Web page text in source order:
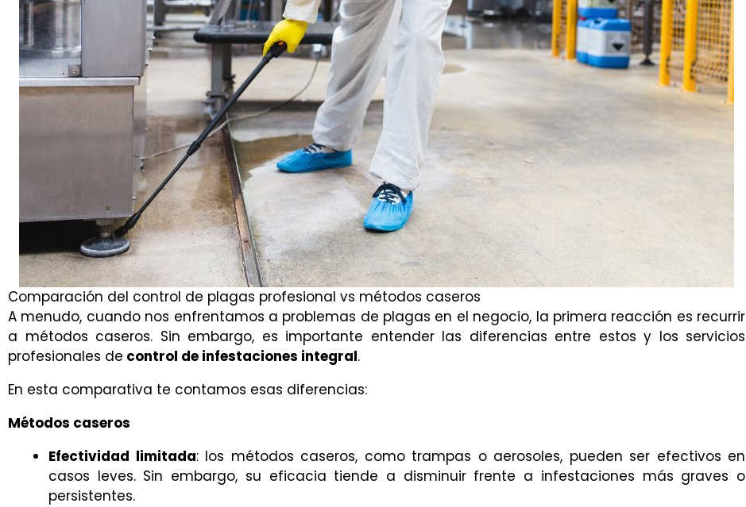
Comparación del control de plagas profesional vs métodos caseros
A menudo, cuando nos enfrentamos a problemas de plagas en el negocio, la primera reacción es recurrir
a métodos caseros. Sin embargo, es importante entender las diferencias entre estos y los servicios
profesionales de control de infestaciones integral.
En esta comparativa te contamos esas diferencias:
Métodos caseros
Efectividad limitada: los métodos caseros, como trampas o aerosoles, pueden ser efectivos en
casos leves. Sin embargo, su eficacia tiende a disminuir frente a infestaciones más graves o
persistentes.